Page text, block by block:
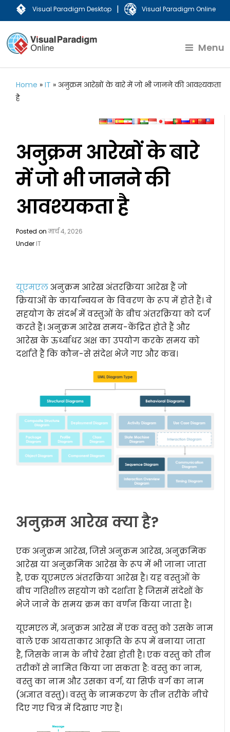
Visual Paradigm Desktop | Visual Paradigm Online
Menu
Home »IT » अनुक्रम आरेखों के बारे में जो भी जानने की आवश्यकता
है
अनुक्रम आरेखों के बारे
में जो भी जानने की
आवश्यकता है
Posted onमार्च 4, 2026
Under IT
यूएमएलअनुक्रम आरेख अंतरक्रिया आरेख हैं जो
क्रियाओं के कार्यान्वयन के विवरण के रूप में होते हैं। वे
सहयोग के संदर्भ में वस्तुओं के बीच अंतरक्रिया को दर्ज
करते हैं। अनुक्रम आरेख समय-केंद्रित होते हैं और
आरेख के ऊर्ध्वाधर अक्ष का उपयोग करके समय को
दर्शाते हैं कि कौन-से संदेश भेजे गए और कब।
अनुक्रम आरेख क्या है?
एक अनुक्रम आरेख, जिसे अनुक्रम आरेख, अनुक्रमिक
आरेख या अनुक्रमिक आरेख के रूप में भी जाना जाता
है, एक यूएमएल अंतरक्रिया आरेख है। यह वस्तुओं के
बीच गतिशील सहयोग को दर्शाता है जिसमें संदेशों के
भेजे जाने के समय क्रम का वर्णन किया जाता है।
यूएमएल में, अनुक्रम आरेख में एक वस्तु को उसके नाम
वाले एक आयताकार आकृति के रूप में बनाया जाता
है, जिसके नाम के नीचे रेखा होती है। एक वस्तु को तीन
तरीकों से नामित किया जा सकता है: वस्तु का नाम,
वस्तु का नाम और उसका वर्ग, या सिर्फ वर्ग का नाम
(अज्ञात वस्तु)। वस्तु के नामकरण के तीन तरीके नीचे
दिए गए चित्र में दिखाए गए हैं।